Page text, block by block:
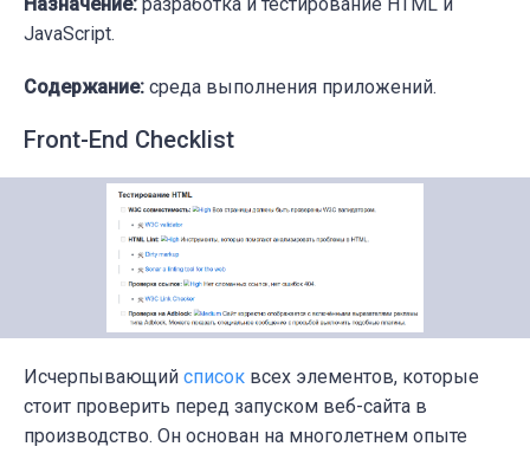
JavaScript.
Содержание: среда выполнения приложений.
Front-End Checklist
Исчерпывающий список всех элементов, которые
стоит проверить перед запуском веб-сайта в
производство. Он основан на многолетнем опыте